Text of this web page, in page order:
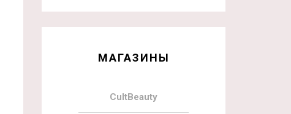
МАГАЗИНЫ
CultBeauty